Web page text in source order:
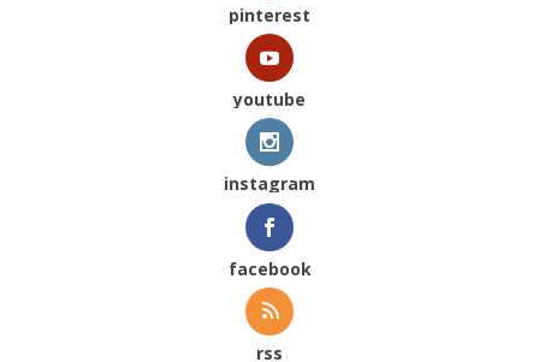
pinterest
youtube
instagram
facebook
rss